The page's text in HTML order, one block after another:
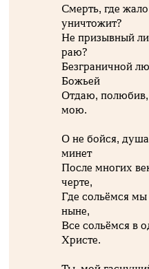
Смерть, где
уничтожит?
Не призывный ли
раю?
Безграничной
Божьей
Отдаю, полюбив,
мою.
О не бойся,
минет
После многих
черте,
Где сольёмся
ныне,
Все сольёмся в
Христе.